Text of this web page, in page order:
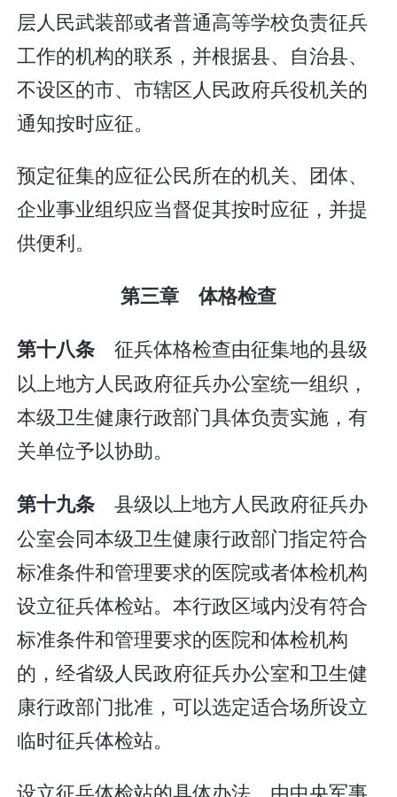
层人民武装部或者普通高等学校负责征兵
工作的机构的联系，并根据县、自治县、
不设区的市、市辖区人民政府兵役机关的
通知按时应征。
预定征集的应征公民所在的机关、团体、
企业事业组织应当督促其按时应征，并提
供便利。
第三章 体格检查
第十八条 征兵体格检查由征集地的县级
以上地方人民政府征兵办公室统一组织，
本级卫生健康行政部门具体负责实施，有
关单位予以协助。
第十九条 县级以上地方人民政府征兵办
公室会同本级卫生健康行政部门指定符合
标准条件和管理要求的医院或者体检机构
设立征兵体检站。本行政区域内没有符合
标准条件和管理要求的医院和体检机构
的，经省级人民政府征兵办公室和卫生健
康行政部门批准，可以选定适合场所设立
临时征兵体检站。